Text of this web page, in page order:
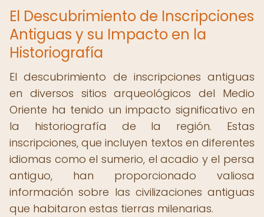
El Descubrimiento de Inscripciones
Antiguas y su Impacto en la
Historiografía
El descubrimiento de inscripciones antiguas
en diversos sitios arqueológicos del Medio
Oriente ha tenido un impacto significativo en
la historiografía de la región. Estas
inscripciones, que incluyen textos en diferentes
idiomas como el sumerio, el acadio y el persa
antiguo, han proporcionado valiosa
información sobre las civilizaciones antiguas
que habitaron estas tierras milenarias.